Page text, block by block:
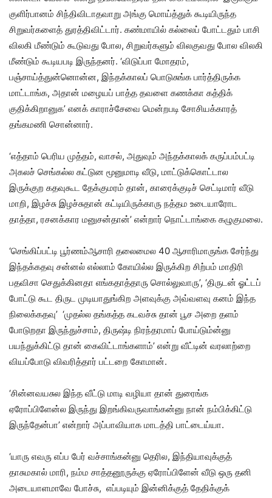
குளிர்பானம் சிந்திவிடாதவாறு அங்கு மொய்த்துக் கூடியிருந்த
சிறுவர்களைத் துரத்திவிட்டார். கண்மாயில் கல்லைப் போட்டதும் பாசி
விலகி மீண்டும் கூடுவது போல, சிறுவர்களும் விலகுவது போல விலகி
மீண்டும் கூடியபடி இருந்தனர். ‘விடுப்பா மோதரம்,
பஞ்சாய்த்துன்னொன்ன, இந்தக்காலப் பொடுசுங்க பார்த்திருக்க
மாட்டாங்க, அதான் மழையப் பாத்த தவளை கணக்கா கத்திக்
குதிக்கிறானுக’ எனக் காராச்சேவை மென்றபடி சோசியக்காரத்
தங்கமணி சொன்னார்.
‘எத்தாம் பெரிய முத்தம், வாசல், அதுவும் அந்தக்காலக் கருப்பம்பட்டி
அகலச் செங்கல்ல கட்டுன மூனுமாடி வீடு, மாட்டுக்கொட்டால
இருக்குற கதவுகூட தேக்குமரம் தான், காரைக்குடிச் செட்டிமார் வீடு
மாறி, இழச்சு இழச்சுதான் கட்டியிருக்காரு நத்தம உடையாரோட
தாத்தா, ரசனக்கார மனுசன்தான்’ என்றார் நொட்டாங்கை கழுகுமலை.
‘செங்கிப்பட்டி பூர்ணம்ஆசாரி தலைமைல 40 ஆசாரிமாருங்க சேர்ந்து
இந்தக்கதவு சன்னல் எல்லாம் கோயில்ல இருக்கிற சிற்பம் மாதிரி
பதவிசா செதுக்கினதா எங்கதாத்தாரு சொல்லுவாரு’, ‘திருடன் ஓட்டப்
போட்டு கூட திருட முடியாதுங்கிற அளவுக்கு அவ்வளவு கனம் இந்த
நிலைக்கதவு’ ‘முதல்ல தங்கத்த கடவச்சு தான் பூச அறை தளம்
போடுறதா இருந்துச்சாம், திருஷ்டி நிரந்தரமாப் போய்டும்ன்னு
பயந்துக்கிட்டு தான் கைவிட்டாங்களாம்’ என்று வீட்டின் வரலாற்றை
வியப்போடு விவரித்தார் பட்டறை கோமான்.
‘சின்னவயசுல இந்த வீட்டு மாடி வழியா தான் துரைங்க
ஏரோப்பிளேன்ல இருந்து இறங்கிவருவாங்கன்னு நான் நம்பிக்கிட்டு
இருந்தேன்பா’ என்றார் அப்பாவியாக மாடத்தி பாட்டைய்யா.
‘யாரு எவரு எப்ப பேர் வச்சாங்கன்னு தெரில, இந்தியாவுக்குத்
தாசுமகால் மாரி, நம்ம சாத்தனூருக்கு ஏரோப்பிளேன் வீடு ஒரு தனி
அடையாளமாவே போச்சு, எப்படியும் இன்னிக்குத் தேதிக்குக்